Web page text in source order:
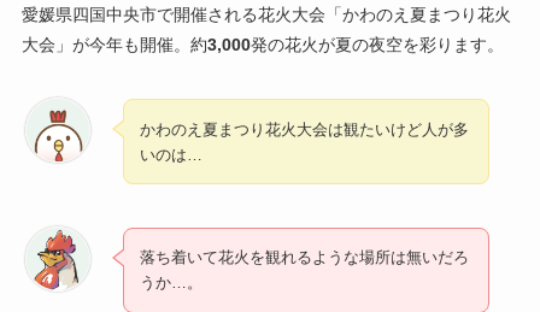
愛媛県四国中央市で開催される花火大会「かわのえ夏まつり花火
大会」が今年も開催。約3,000発の花火が夏の夜空を彩ります。
かわのえ夏まつり花火大会は観たいけど人が多
いのは…
落ち着いて花火を観れるような場所は無いだろ
うか…。